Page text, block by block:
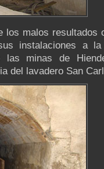
los malos resultados
instalaciones a la
las minas de
del lavadero San